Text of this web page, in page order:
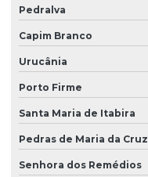
Pedralva
Capim Branco
Urucânia
Porto Firme
Santa Maria de Itabira
Pedras de Maria da Cruz
Senhora dos Remédios